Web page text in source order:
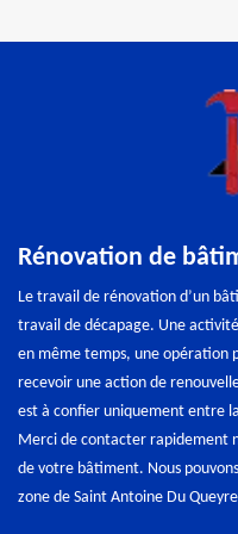
Rénovation de
Le travail de rénovation d’un
travail de décapage. Une
en même temps, une opération
recevoir une action de
est à confier uniquement entre
Merci de contacter rapidement
de votre bâtiment. Nous
zone de Saint Antoine Du